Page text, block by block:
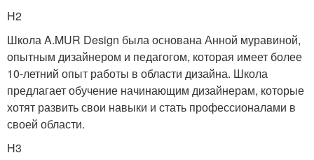
H2
Школа A.MUR Design была основана Анной муравиной,
опытным дизайнером и педагогом, которая имеет более
10-летний опыт работы в области дизайна. Школа
предлагает обучение начинающим дизайнерам, которые
хотят развить свои навыки и стать профессионалами в
своей области.
H3